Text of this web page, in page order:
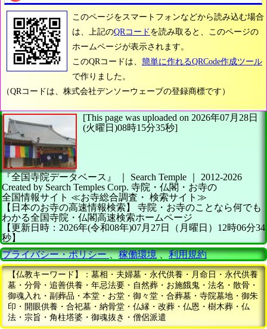
このページをスマートフォンなどから読み込む場合
は、上記のQRコード を読み取ると、このページの
ホームページが表示されます。
このQRコードは、 簡単に作れるQRCode作成ツール
で作りました。
（QRコードは、株式会社デンソーウェーブの登録商標です）
[This page was uploaded on 2026年07月28日
(火曜日)08時15分35秒]
『全国寺院データベース』 ｜ Search Temple
2012-2026
Created by Search Temples Corp. 寺院・仏閣・お寺の
全国情報サイト ≪お寺総合調査・ 検索サイト≫
【日本のお寺の高速情報検索】
寺院・お寺のことなら何でも
わかる全国寺院・仏閣高速検索ホームページ
【更新日時：2026年(令和08年)07月27日（月曜日）12時06分34
秒】
プライバシー・ポリシー、稼働環境、利用規約
【仏教キーワード】：墓相・夫婦墓・永代供養・月命日・永代供養
墓・分骨・追善供養・年忌法要・自然葬・お施餓鬼・法名・散骨・
御魂入れ・副葬品・本堂・お堂・御々堂・合葬墓・寺院墓地・御朱
印・開眼供養・合祀墓・納骨堂・仏縁・改葬・仏恩・樹木葬・仏
法・宗旨・角柱塔婆・御魂抜き・僧侶派遣